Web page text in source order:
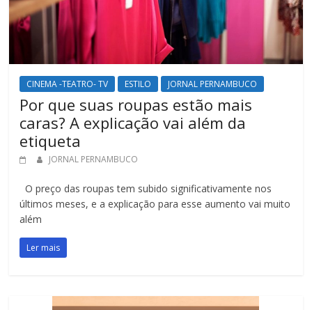
CINEMA -TEATRO- TV ESTILO JORNAL PERNAMBUCO
Por que suas roupas estão mais
caras? A explicação vai além da
etiqueta
JORNAL PERNAMBUCO
O preço das roupas tem subido significativamente nos
últimos meses, e a explicação para esse aumento vai muito
além
Ler mais